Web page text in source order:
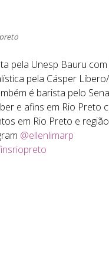
pela Unesp Bauru
pela Cásper
é barista pelo
e afins em Rio Preto
em Rio Preto e
@ellenlimarp